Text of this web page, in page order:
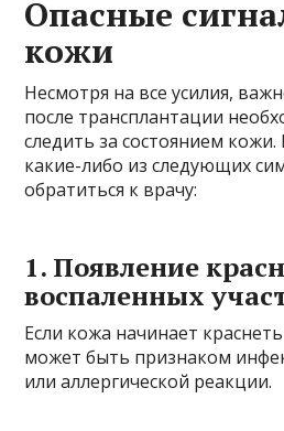
Опасные
кожи
Несмотря на все усилия,
после трансплантации
следить за состоянием
какие-либо из следующих
обратиться к врачу:
1. Появление
воспаленных
Если кожа начинает
может быть признаком
или аллергической реакции.